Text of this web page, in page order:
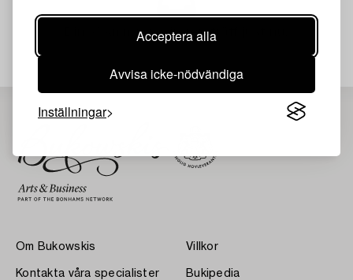
Acceptera alla
Avvisa icke-nödvändiga
Inställningar
Din sökning gav ingen träff just nu.
Om Bukowskis
Kontakta våra specialister
Villkor
Bukipedia